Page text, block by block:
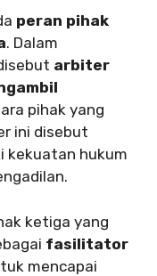
peran pihak
. Dalam
arbiter
pihak yang
ini disebut
kekuatan hukum
ketiga yang
fasilitator
mencapai